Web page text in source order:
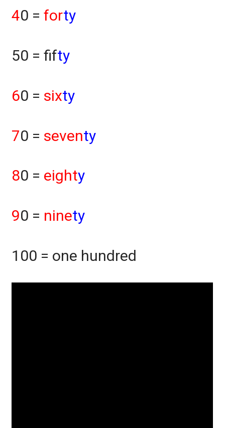
40 =forty
50 = fifty
60 = sixty
70 = seventy
80 = eighty
90 = ninety
100 = one hundred